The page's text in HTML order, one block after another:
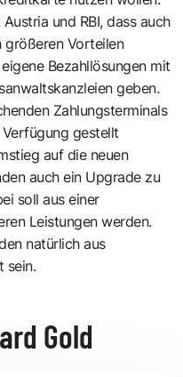
und RBI, dass auch
größeren Vorteilen
Bezahllösungen mit
geben.
Zahlungsterminals
gestellt
auf die neuen
auch ein Upgrade zu
soll aus einer
Leistungen werden.
natürlich aus
sein.
Gold